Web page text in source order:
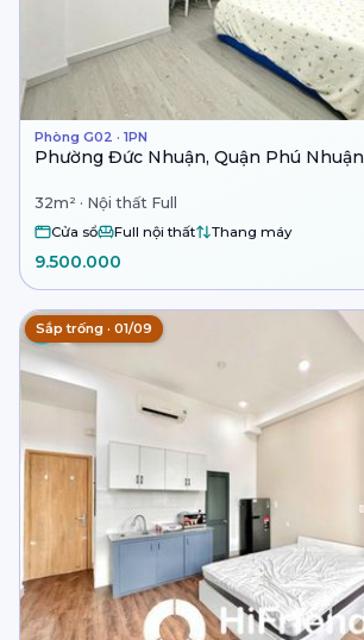
Phòng G02 · 1PN
Phường Đức Nhuận, Quận Phú Nhuận
32m² · Nội thất Full
Cửa sổ Full nội thất Thang máy
9.500.000
Sắp trống · 01/09